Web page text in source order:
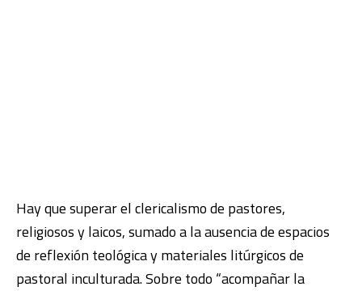
Hay que superar el clericalismo de pastores,
religiosos y laicos, sumado a la ausencia de espacios
de reflexión teológica y materiales litúrgicos de
pastoral inculturada. Sobre todo “acompañar la